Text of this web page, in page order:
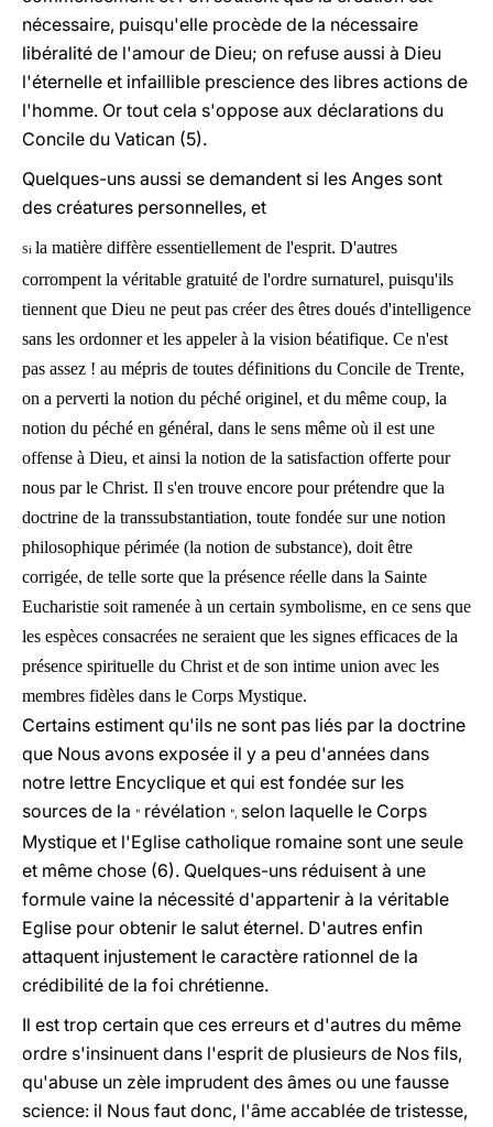
nécessaire, puisqu'elle procède de la nécessaire
libéralité de l'amour de Dieu; on refuse aussi à Dieu
l'éternelle et infaillible prescience des libres actions de
l'homme. Or tout cela s'oppose aux déclarations du
Concile du Vatican (5).
Quelques-uns aussi se demandent si les Anges sont
des créatures personnelles, et
Si la matière diffère essentiellement de l'esprit. D'autres
corrompent la véritable gratuité de l'ordre surnaturel, puisqu'ils
tiennent que Dieu ne peut pas créer des êtres doués d'intelligence
sans les ordonner et les appeler à la vision béatifique. Ce n'est
pas assez ! au mépris de toutes définitions du Concile de Trente,
on a perverti la notion du péché originel, et du même coup, la
notion du péché en général, dans le sens même où il est une
offense à Dieu, et ainsi la notion de la satisfaction offerte pour
nous par le Christ. Il s'en trouve encore pour prétendre que la
doctrine de la transsubstantiation, toute fondée sur une notion
philosophique périmée (la notion de substance), doit être
corrigée, de telle sorte que la présence réelle dans la Sainte
Eucharistie soit ramenée à un certain symbolisme, en ce sens que
les espèces consacrées ne seraient que les signes efficaces de la
présence spirituelle du Christ et de son intime union avec les
membres fidèles dans le Corps Mystique.
Certains estiment qu'ils ne sont pas liés par la doctrine
que Nous avons exposée il y a peu d'années dans
notre lettre Encyclique et qui est fondée sur les
sources de la " révélation ", selon laquelle le Corps
Mystique et l'Eglise catholique romaine sont une seule
et même chose (6). Quelques-uns réduisent à une
formule vaine la nécessité d'appartenir à la véritable
Eglise pour obtenir le salut éternel. D'autres enfin
attaquent injustement le caractère rationnel de la
crédibilité de la foi chrétienne.
Il est trop certain que ces erreurs et d'autres du même
ordre s'insinuent dans l'esprit de plusieurs de Nos fils,
qu'abuse un zèle imprudent des âmes ou une fausse
science: il Nous faut donc, l'âme accablée de tristesse,